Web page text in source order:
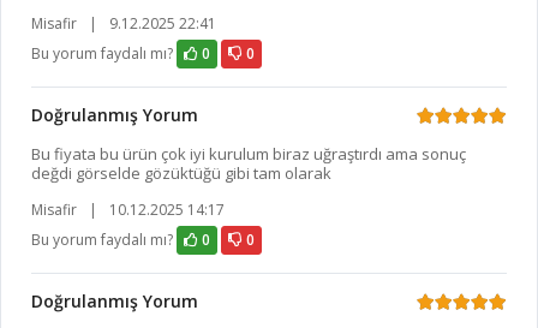
Misafir |
9.12.2025 22:41
Bu yorum faydalı mı?
0 0
Doğrulanmış Yorum
Bu fiyata bu ürün çok iyi kurulum biraz uğraştırdı ama sonuç
değdi görselde gözüktüğü gibi tam olarak
Misafir |
10.12.2025 14:17
Bu yorum faydalı mı?
0 0
Doğrulanmış Yorum